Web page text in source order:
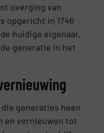
overging van
opgericht in 1746
huidige eigenaar,
generatie in het
generaties heen
en vernieuwen tot